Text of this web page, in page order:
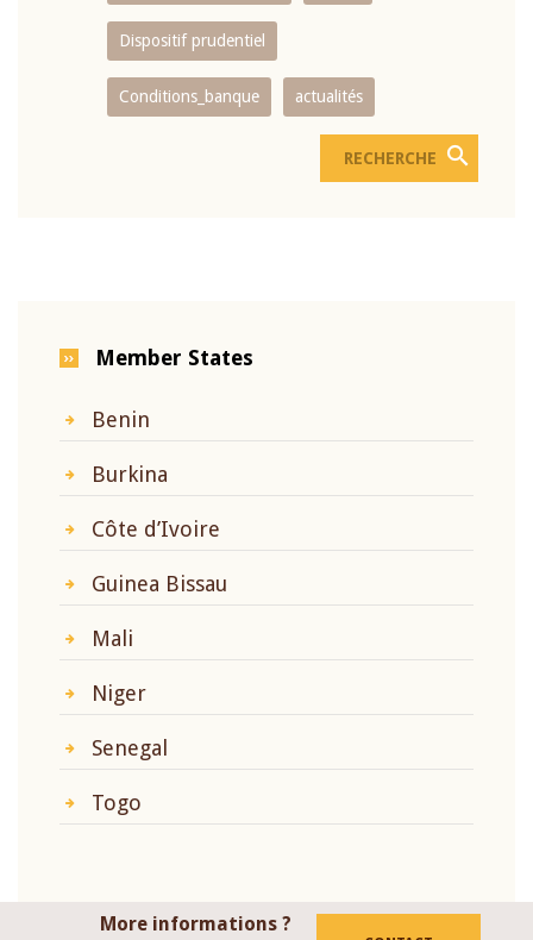
Dispositif prudentiel
Conditions_banque actualités
Member States
Benin
Burkina
Côte d’Ivoire
Guinea Bissau
Mali
Niger
Senegal
Togo
More informations ?